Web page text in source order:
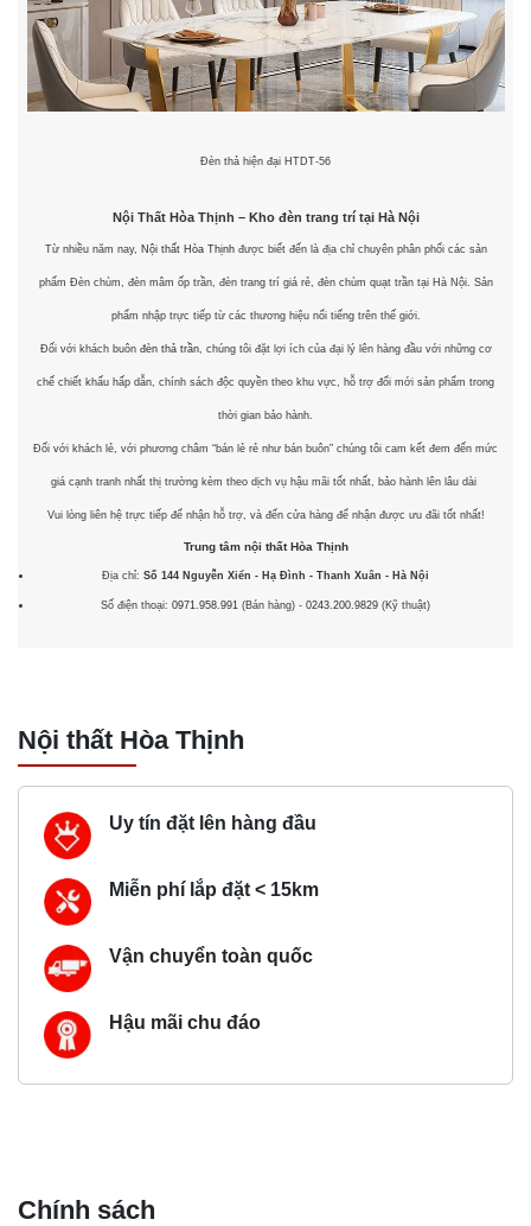
Đèn thả hiện đại HTDT-56
Nội Thất Hòa Thịnh – Kho đèn trang trí tại Hà Nội
Từ nhiều năm nay, Nội thất Hòa Thịnhđược biết đến là địa chỉ chuyên phân phối các sản
phẩm Đèn chùm, đèn mâm ốp trần, đèn trang trí giá rẻ, đèn chùm quạt trần tại Hà Nội. Sản
phẩm nhập trực tiếp từ các thương hiệu nổi tiếng trên thế giới.
Đối với khách buôn đèn thả trần, chúng tôi đặt lợi ích của đại lý lên hàng đầu với những cơ
chế chiết khấu hấp dẫn, chính sách độc quyền theo khu vực, hỗ trợ đổi mới sản phẩm trong
thời gian bảo hành.
Đối với khách lẻ, với phương châm “bán lẻ rẻ như bán buôn” chúng tôi cam kết đem đến mức
giá cạnh tranh nhất thị trường kèm theo dịch vụ hậu mãi tốt nhất, bảo hành lên lâu dài
Vui lòng liên hệ trực tiếp để nhận hỗ trợ, và đến cửa hàng để nhận được ưu đãi tốt nhất!
Trung tâm nội thấtHòa Thịnh
Địa chỉ: Số 144 Nguyễn Xiển - Hạ Đình - Thanh Xuân - Hà Nội
Số điện thoại: 0971.958.991 (Bán hàng) - 0243.200.9829 (Kỹ thuật)
Nội thất Hòa Thịnh
Uy tín đặt lên hàng đầu
Miễn phí lắp đặt < 15km
Vận chuyển toàn quốc
Hậu mãi chu đáo
Chính sách